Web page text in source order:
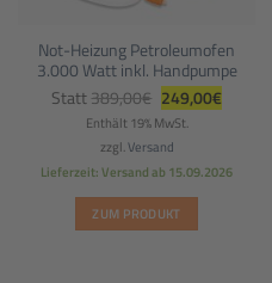
Not-Heizung Petroleumofen
3.000 Watt inkl. Handpumpe
Statt 389,00€ Ursprünglicher
Preis
war:
389,00€
249,00€Aktueller
Preis
Enthält 19% MwSt.
zzgl.Versand
Lieferzeit: Versand ab 15.09.2026
ZUM PRODUKT